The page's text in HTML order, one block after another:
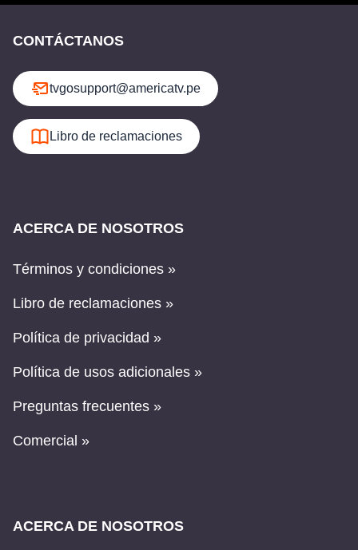
CONTÁCTANOS
tvgosupport@americatv.pe
Libro de reclamaciones
ACERCA DE NOSOTROS
Términos y condiciones »
Libro de reclamaciones »
Política de privacidad »
Política de usos adicionales »
Preguntas frecuentes »
Comercial »
ACERCA DE NOSOTROS